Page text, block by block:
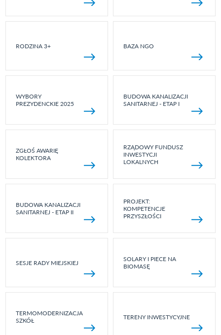
RODZINA 3+ BAZA NGO
WYBORY
PREZYDENCKIE 2025
BUDOWA KANALIZACJI
SANITARNEJ - ETAP I
ZGŁOŚ AWARIĘ
KOLEKTORA
RZĄDOWY FUNDUSZ
INWESTYCJI
LOKALNYCH
BUDOWA KANALIZACJI
SANITARNEJ - ETAP II
PROJEKT:
KOMPETENCJE
PRZYSZŁOŚCI
SESJE RADY MIEJSKIEJ
SOLARY I PIECE NA
BIOMASĘ
TERMOMODERNIZACJA
SZKÓŁ
TERENY INWESTYCYJNE